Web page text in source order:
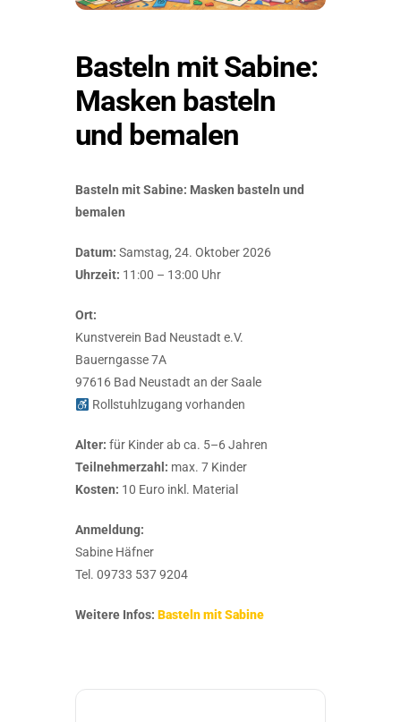
Basteln mit Sabine:
Masken basteln
und bemalen
Basteln mit Sabine: Masken basteln und
bemalen
Datum: Samstag, 24. Oktober 2026
Uhrzeit: 11:00 – 13:00 Uhr
Ort:
Kunstverein Bad Neustadt e.V.
Bauerngasse 7A
97616 Bad Neustadt an der Saale
Rollstuhlzugang vorhanden
Alter: für Kinder ab ca. 5–6 Jahren
Teilnehmerzahl: max. 7 Kinder
Kosten: 10 Euro inkl. Material
Anmeldung:
Sabine Häfner
Tel. 09733 537 9204
Weitere Infos: Basteln mit Sabine